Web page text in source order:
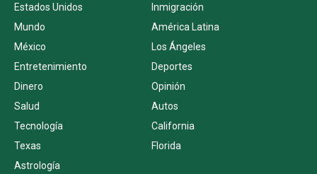
Estados Unidos
Inmigración
Mundo
América Latina
México
Los Ángeles
Entretenimiento
Deportes
Dinero
Opinión
Salud
Autos
Tecnología
California
Texas
Florida
Astrología